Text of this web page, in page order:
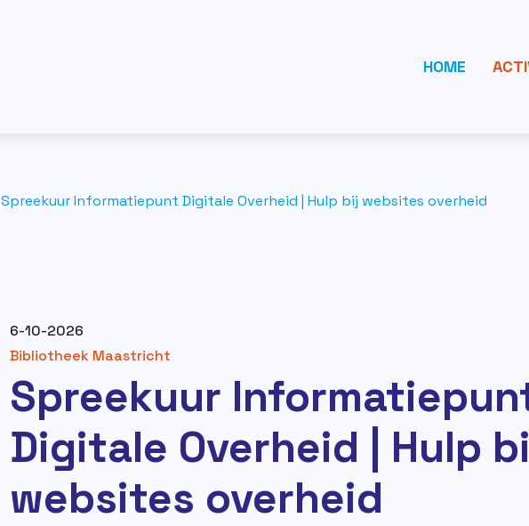
HOME
Spreekuur Informatiepunt Digitale Overheid | Hulp bij websites overheid
6-10-2026
Bibliotheek Maastricht
Spreekuur
Digitale Overheid | Hulp
websites overheid